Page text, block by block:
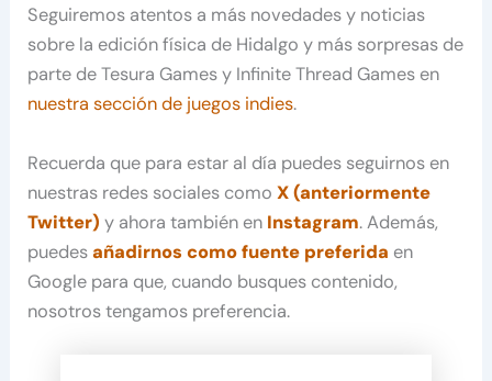
Seguiremos atentos a más novedades y noticias
sobre la edición física de Hidalgo y más sorpresas de
parte de Tesura Games y Infinite Thread Games en
nuestra sección de juegos indies.
Recuerda que para estar al día puedes seguirnos en
nuestras redes sociales comoX (anteriormente
Twitter) y ahora también en Instagram. Además,
puedesañadirnos como fuente preferida en
Google para que, cuando busques contenido,
nosotros tengamos preferencia.